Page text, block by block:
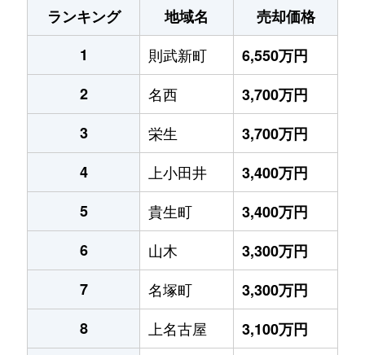
ランキング
地域名
売却価格
1
則武新町
6,550万円
2
名西
3,700万円
3
栄生
3,700万円
4
上小田井
3,400万円
5
貴生町
3,400万円
6
山木
3,300万円
7
名塚町
3,300万円
8
上名古屋
3,100万円